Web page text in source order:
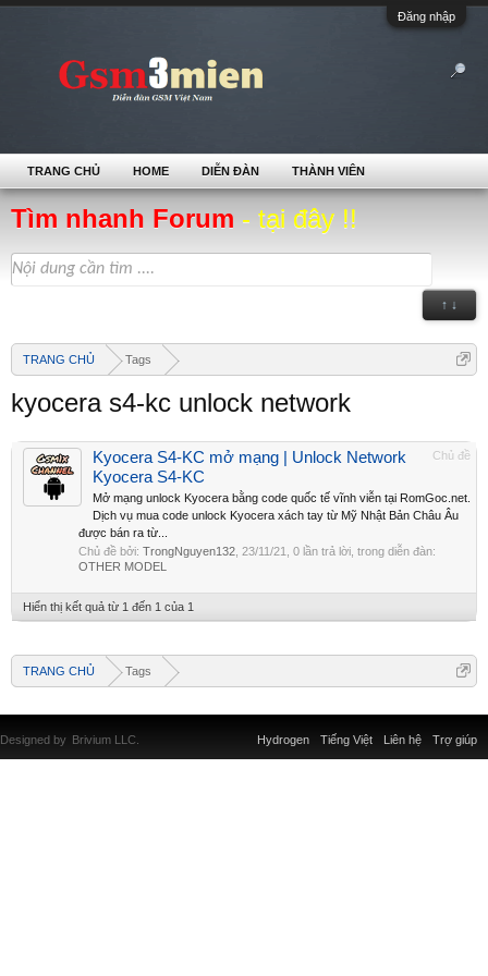
Đăng nhập
Tìm nhanh Forum - tại đây !!
↑ ↓
TRANG CHỦ Tags
kyocera s4-kc unlock network
Chủ đề
Kyocera S4-KC mở mạng | Unlock Network
Kyocera S4-KC
Mở mạng unlock Kyocera bằng code quốc tế vĩnh viễn tại RomGoc.net.
Dịch vụ mua code unlock Kyocera xách tay từ Mỹ Nhật Bản Châu Âu
được bán ra từ...
Chủ đề bởi: TrongNguyen132 23/11/21
, 0 lần trả lời, trong diễn đàn:
OTHER MODEL
Hiển thị kết quả từ 1 đến 1 của 1
TRANG CHỦ Tags
TRANG CHỦ HOME DIỄN ĐÀN THÀNH VIÊN
Liên hệ Trợ giúp
Hydrogen Tiếng Việt
Designed by Brivium LLC.